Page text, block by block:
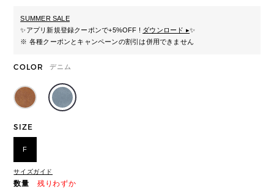
SUMMER SALE
✨アプリ新規登録クーポンで+5%OFF ! ダウンロード ▸✨
※ 各種クーポンとキャンペーンの割引は併用できません
COLOR デニム
SIZE
F
サイズガイド
数量 残りわずか